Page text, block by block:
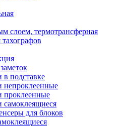
слоем, термотрансферная
в подставке
непроклеенные
проклеенные
самоклеящиеся
для блоков